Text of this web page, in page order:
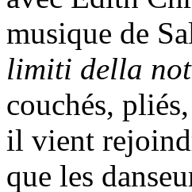
musique de
limiti della
couchés,
il vient
que les